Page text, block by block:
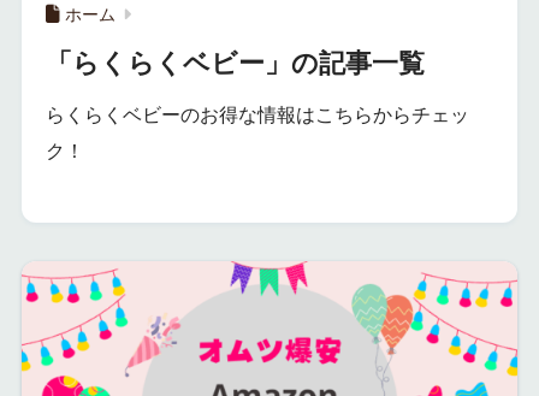
ホーム
「らくらくベビー」の記事一覧
らくらくベビーのお得な情報はこちらからチェッ
ク！